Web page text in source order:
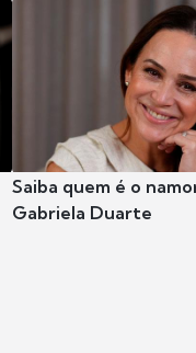
Saiba quem é o
Gabriela Duarte